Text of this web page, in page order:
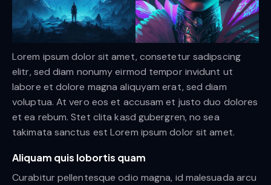
Lorem ipsum dolor sit amet, consetetur sadipscing
elitr, sed diam nonumy eirmod tempor invidunt ut
labore et dolore magna aliquyam erat, sed diam
voluptua. At vero eos et accusam et justo duo dolores
et ea rebum. Stet clita kasd gubergren, no sea
takimata sanctus est Lorem ipsum dolor sit amet.
Aliquam quis lobortis quam
Curabitur pellentesque odio magna, id malesuada arcu